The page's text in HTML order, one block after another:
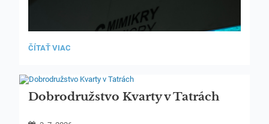
VÝLET
VI.A
V
RAKÚSKU:
ČÍTAŤ VIAC
Dobrodružstvo Kvarty v Tatrách